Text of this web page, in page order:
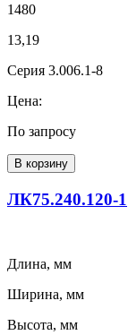
1480
13,19
Серия 3.006.1-8
Цена:
По запросу
В корзину
ЛК75.240.120-1
Длина, мм
Ширина, мм
Высота, мм